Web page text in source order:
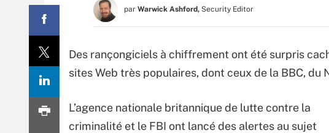
par Warwick Ashford, Security Editor
Des rançongiciels à chiffrement ont été surpris
sites Web très populaires, dont ceux de la BBC, du
L’agence nationale britannique de lutte contre la
criminalité et le FBI ont lancé des alertes au sujet